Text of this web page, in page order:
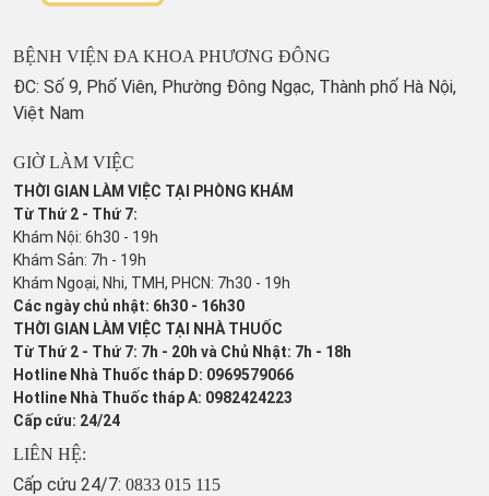
BỆNH VIỆN ĐA KHOA PHƯƠNG ĐÔNG
ĐC: Số 9, Phố Viên, Phường Đông Ngạc, Thành phố Hà Nội,
Việt Nam
GIỜ LÀM VIỆC
THỜI GIAN LÀM VIỆC TẠI PHÒNG KHÁM
Từ Thứ 2 - Thứ 7:
Khám Nội: 6h30 - 19h
Khám Sản: 7h - 19h
Khám Ngoại, Nhi, TMH, PHCN: 7h30 - 19h
Các ngày chủ nhật: 6h30 - 16h30
THỜI GIAN LÀM VIỆC TẠI NHÀ THUỐC
Từ Thứ 2 - Thứ 7: 7h - 20h và Chủ Nhật: 7h - 18h
Hotline Nhà Thuốc tháp D: 0969579066
Hotline Nhà Thuốc tháp A: 0982424223
Cấp cứu: 24/24
LIÊN HỆ:
Cấp cứu 24/7: 0833 015 115